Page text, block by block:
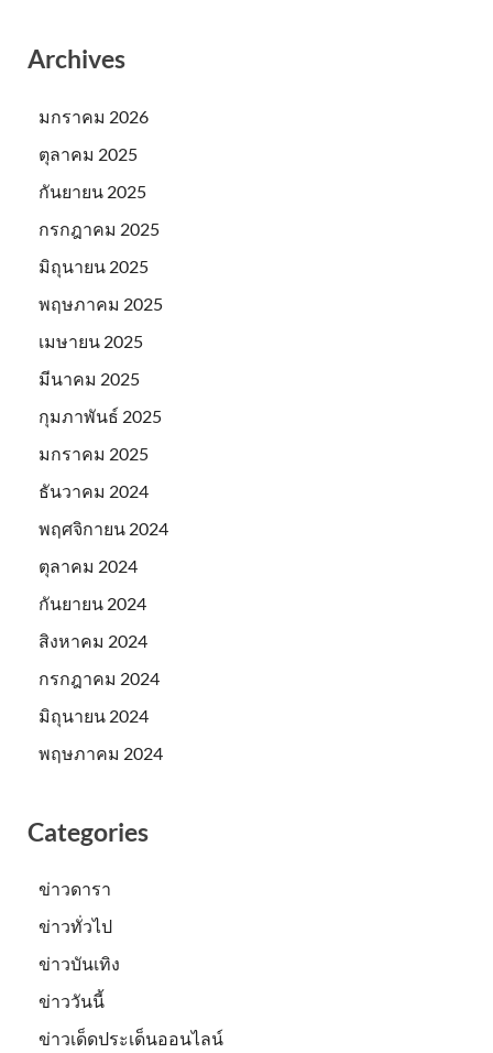
Archives
มกราคม 2026
ตุลาคม 2025
กันยายน 2025
กรกฎาคม 2025
มิถุนายน 2025
พฤษภาคม 2025
เมษายน 2025
มีนาคม 2025
กุมภาพันธ์ 2025
มกราคม 2025
ธันวาคม 2024
พฤศจิกายน 2024
ตุลาคม 2024
กันยายน 2024
สิงหาคม 2024
กรกฎาคม 2024
มิถุนายน 2024
พฤษภาคม 2024
Categories
ข่าวดารา
ข่าวทั่วไป
ข่าวบันเทิง
ข่าววันนี้
ข่าวเด็ดประเด็นออนไลน์